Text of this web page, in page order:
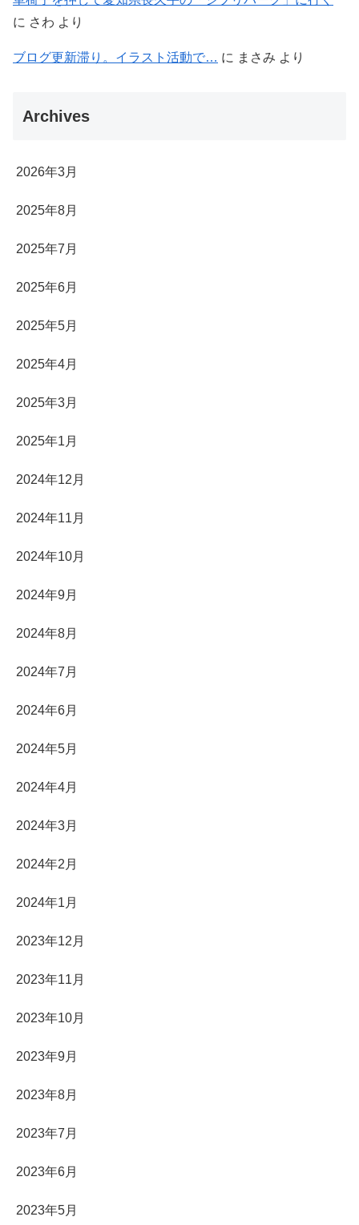
に さわ より
ブログ更新滞り。イラスト活動で… に まさみ より
Archives
2026年3月
2025年8月
2025年7月
2025年6月
2025年5月
2025年4月
2025年3月
2025年1月
2024年12月
2024年11月
2024年10月
2024年9月
2024年8月
2024年7月
2024年6月
2024年5月
2024年4月
2024年3月
2024年2月
2024年1月
2023年12月
2023年11月
2023年10月
2023年9月
2023年8月
2023年7月
2023年6月
2023年5月